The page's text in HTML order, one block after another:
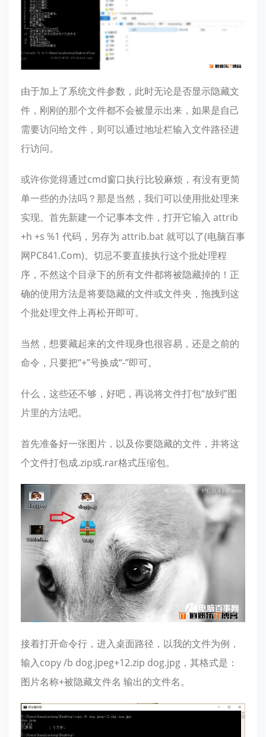
由于加上了系统文件参数，此时无论是否显示隐藏文
件，刚刚的那个文件都不会被显示出来，如果是自己
需要访问给文件，则可以通过地址栏输入文件路径进
行访问。
或许你觉得通过cmd窗口执行比较麻烦，有没有更简
单一些的办法吗？那是当然，我们可以使用批处理来
实现。首先新建一个记事本文件，打开它输入 attrib
+h +s %1 代码，另存为 attrib.bat 就可以了(电脑百事
网PC841.Com)。切忌不要直接执行这个批处理程
序，不然这个目录下的所有文件都将被隐藏掉的！正
确的使用方法是将要隐藏的文件或文件夹，拖拽到这
个批处理文件上再松开即可。
当然，想要藏起来的文件现身也很容易，还是之前的
命令，只要把“+”号换成“-”即可。
什么，这些还不够，好吧，再说将文件打包“放到”图
片里的方法吧。
首先准备好一张图片，以及你要隐藏的文件，并将这
个文件打包成.zip或.rar格式压缩包。
接着打开命令行，进入桌面路径，以我的文件为例，
输入copy /b dog.jpeg+12.zip dog.jpg，其格式是：
图片名称+被隐藏文件名 输出的文件名。